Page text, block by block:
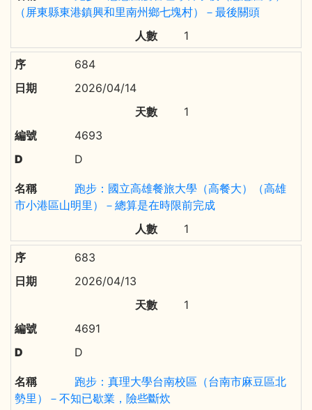
（屏東縣東港鎮興和里南州鄉七塊村）－最後關頭
1
684
2026/04/14
1
4693
D
跑步：國立高雄餐旅大學（高餐大）（高雄
市小港區山明里）－總算是在時限前完成
1
683
2026/04/13
1
4691
D
跑步：真理大學台南校區（台南市麻豆區北
勢里）－不知已歇業，險些斷炊